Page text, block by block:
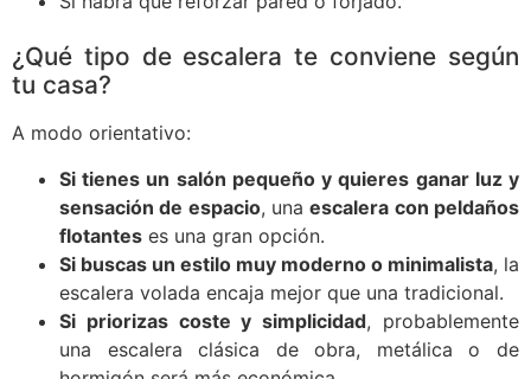
¿Qué tipo de escalera te conviene según
tu casa?
A modo orientativo:
Si tienes un salón pequeño y quieres ganar luz y
sensación de espacio, unaescalera con peldaños
flotantes es una gran opción.
Si buscas un estilo muy moderno o minimalista, la
escalera volada encaja mejor que una tradicional.
Si priorizas coste y simplicidad, probablemente
una escalera clásica de obra, metálica o de